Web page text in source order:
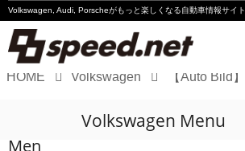
Volkswagen, Audi, Porscheがもっと楽しくなる自動車情報サイト
Audi
HOME Volkswagen
Men
Volkswagen Menu